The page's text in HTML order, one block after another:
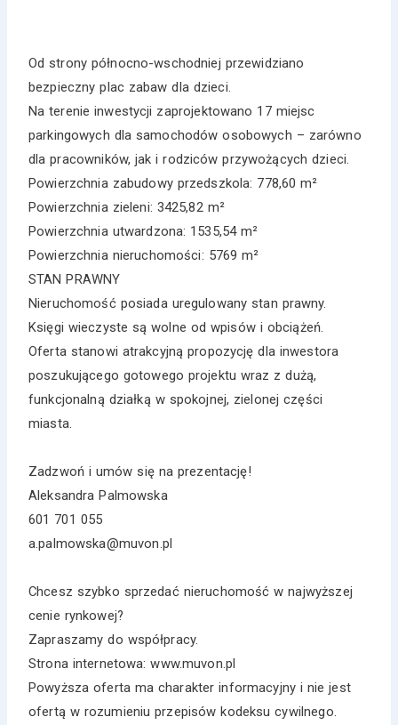
Od strony północno-wschodniej przewidziano
bezpieczny plac zabaw dla dzieci.
Na terenie inwestycji zaprojektowano 17 miejsc
parkingowych dla samochodów osobowych – zarówno
dla pracowników, jak i rodziców przywożących dzieci.
Powierzchnia zabudowy przedszkola: 778,60 m²
Powierzchnia zieleni: 3425,82 m²
Powierzchnia utwardzona: 1535,54 m²
Powierzchnia nieruchomości: 5769 m²
STAN PRAWNY
Nieruchomość posiada uregulowany stan prawny.
Księgi wieczyste są wolne od wpisów i obciążeń.
Oferta stanowi atrakcyjną propozycję dla inwestora
poszukującego gotowego projektu wraz z dużą,
funkcjonalną działką w spokojnej, zielonej części
miasta.
Zadzwoń i umów się na prezentację!
Aleksandra Palmowska
601 701 055
a.palmowska@muvon.pl
Chcesz szybko sprzedać nieruchomość w najwyższej
cenie rynkowej?
Zapraszamy do współpracy.
Strona internetowa: www.muvon.pl
Powyższa oferta ma charakter informacyjny i nie jest
ofertą w rozumieniu przepisów kodeksu cywilnego.